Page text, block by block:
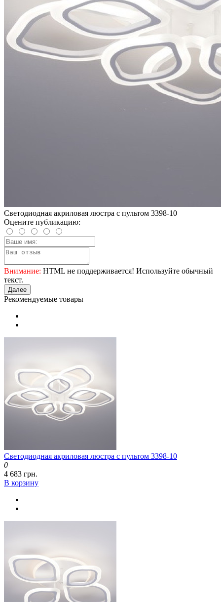
Светодиодная акриловая люстра с пультом 3398-10
Оцените публикацию:
Внимание: HTML не поддерживается! Используйте обычный
текст.
Далее
Рекомендуемые товары
Светодиодная акриловая люстра с пультом 3398-10
0
4 683 грн.
В корзину